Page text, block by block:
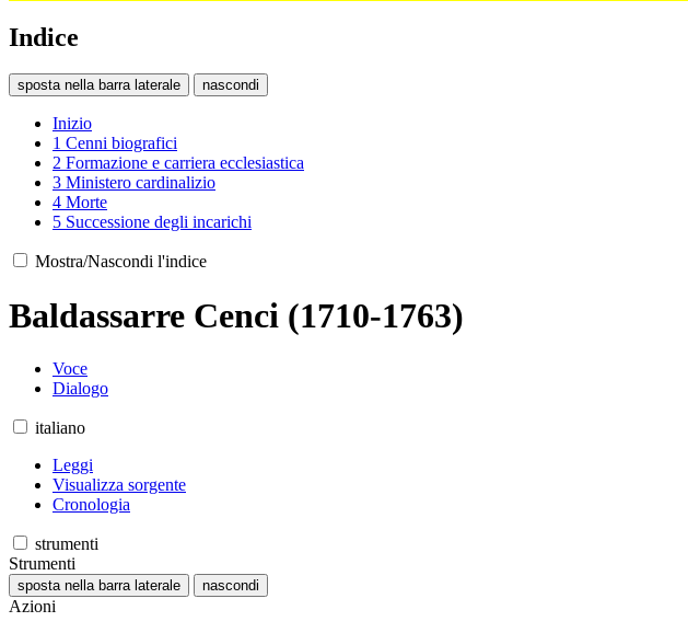
Indice
sposta nella barra laterale nascondi
Inizio
1 Cenni biografici
2 Formazione e carriera ecclesiastica
3 Ministero cardinalizio
4 Morte
5 Successione degli incarichi
Mostra/Nascondi l'indice
Baldassarre Cenci (1710-1763)
Voce
Dialogo
italiano
Leggi
Visualizza sorgente
Cronologia
strumenti
Strumenti
sposta nella barra laterale nascondi
Azioni